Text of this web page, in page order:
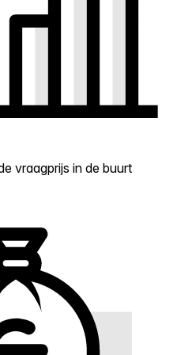
vraagprijs in de buurt